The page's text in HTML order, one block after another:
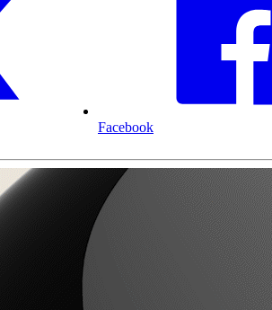
Facebook